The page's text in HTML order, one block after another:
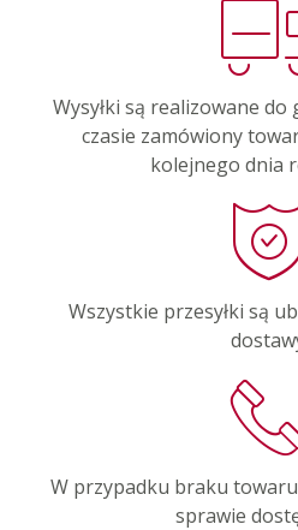
Wysyłki są realizowane do
czasie zamówiony
kolejnego dnia
Wszystkie przesyłki są
W przypadku braku
sprawie